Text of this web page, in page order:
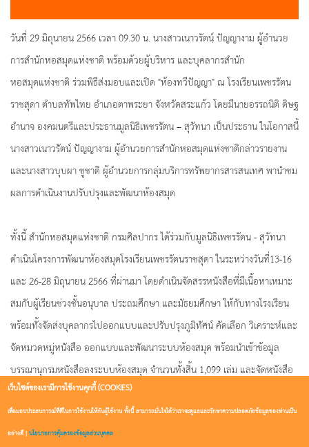
วันที่ 29 มิถุนายน 2566 เวลา 09.30 น. นางสาวเนาวรัตนฺ์ ปัญญางาม ผู้อำนวย
การสำนักหอสมุดแห่งชาติ พร้อมด้วยผู้บริหาร และบุคลากรสำนัก
หอสมุดแห่งชาติ ร่วมพิธีส่งมอบและเปิด "ห้องทวีปัญญา" ณ โรงเรียนเพชรรัตน
ราชสุดา ตำบลทัพไทย อำเภอตาพระยา จังหวัดสระแก้ว โดยมีนายอรรถนิติ ดิษฐ
อำนาจ องคมนตรีและประธานมูลนิธิเพชรรัตน – สุวัทนา เป็นประธาน ในโอกาสนี้
นางสาวเนาวรัตนฺ์ ปัญญางาม ผู้อำนวยการสำนักหอสมุดแห่งชาติกล่าวรายงาน
และนางสาวบุบผา ชูชาติ ผู้อำนวยการกลุ่มบริการทรัพยากรสารสนเทศ พานำชม
ผลการดำเนินงานปรับปรุงและพัฒนาห้องสมุด
ทั้งนี้ สำนักหอสมุดแห่งชาติ กรมศิลปากร ได้ร่วมกับมูลนิธิเพชรรัตน - สุวัทนา
ดำเนินโครงการพัฒนาห้องสมุดโรงเรียนเพชรรัตนราชสุดา ในระหว่างวันที่13-16
และ 26-28 มิถุนายน 2566 ที่ผ่านมา โดยดำเนินจัดสรรหนังสือที่มีเนื้อหาเหมาะ
สมกับผู้เรียนช่วงชั้นอนุบาล ประถมศึกษา และมัธยมศึกษา ให้กับทางโรงเรียน
พร้อมทั้งจัดส่งบุคลากรไปออกแบบและปรับปรุงภูมิทัศน์ คัดเลือก วิเคราะห์และ
จัดหมวดหมู่หนังสือ ออกแบบและพัฒนาระบบห้องสมุด พร้อมนำเข้าข้อมูล
บรรณานุกรมหนังสือลงระบบห้องสมุด จำนวนทั้งสิ้น 1,099 เล่ม และจัดหนังสือ
ที่จัดหมวดหมู่แล้วขึ้นชั้นอีกกว่า 8,000 เล่ม ทั้งนี้ยังได้ติดตั้งบริการฐานข้อมูล
หนังสือ หนังสือพิมพ์ และนิตยสารอิเล็กทรอนิกส์ รวมถึงให้คำแนะนำเกี่ยวกับ
การบริหารจัดการห้องสมุดแก่คณะครูอีกด้วย
เว็บไซต์ของเรามีการใช้งานคุกกี้ (COOKIES)
เพื่อมอบประสบการณ์ที่ดีในการใช้งานให้กับผู้ใช้งาน ทั้งนี้ สามารถมั่นใจได้ว่าเราจะดูแลและรักษาความปลอดภัยข้อมูลของท่านเป็น
อย่างดี |นโยบายการคุ้มครองข้อมูลส่วนบุคคล